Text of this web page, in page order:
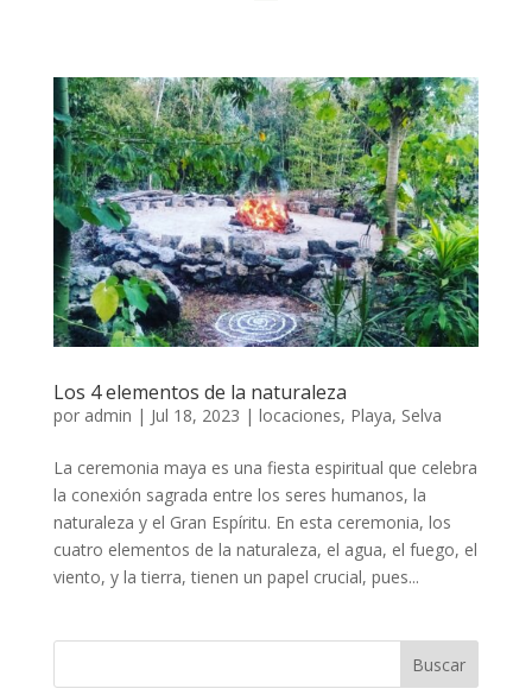
Los 4 elementos de la naturaleza
por admin | Jul 18, 2023 | locaciones, Playa, Selva
La ceremonia maya es una fiesta espiritual que celebra
la conexión sagrada entre los seres humanos, la
naturaleza y el Gran Espíritu. En esta ceremonia, los
cuatro elementos de la naturaleza, el agua, el fuego, el
viento, y la tierra, tienen un papel crucial, pues...
Buscar